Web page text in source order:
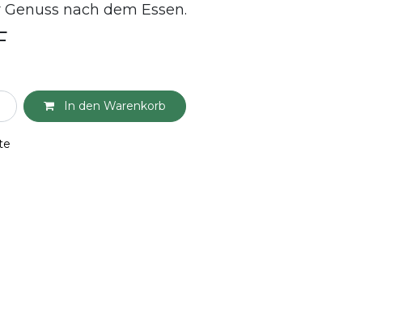
nach dem Essen.
In den Warenkorb